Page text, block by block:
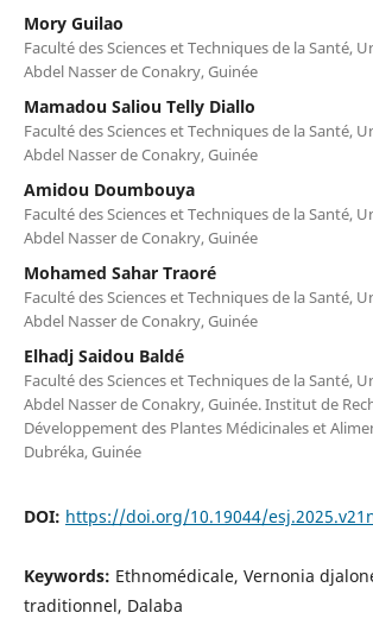
Mory Guilao
Faculté des Sciences et Techniques de la Santé,
Abdel Nasser de Conakry, Guinée
Mamadou Saliou Telly Diallo
Faculté des Sciences et Techniques de la Santé,
Abdel Nasser de Conakry, Guinée
Amidou Doumbouya
Faculté des Sciences et Techniques de la Santé,
Abdel Nasser de Conakry, Guinée
Mohamed Sahar Traoré
Faculté des Sciences et Techniques de la Santé,
Abdel Nasser de Conakry, Guinée
Elhadj Saidou Baldé
Faculté des Sciences et Techniques de la Santé,
Abdel Nasser de Conakry, Guinée. Institut de
Développement des Plantes Médicinales et
Dubréka, Guinée
DOI: https://doi.org/10.19044/
Keywords: Ethnomédicale, Vernonia
traditionnel, Dalaba